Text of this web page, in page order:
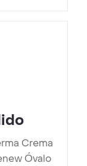
Crema
Óvalo